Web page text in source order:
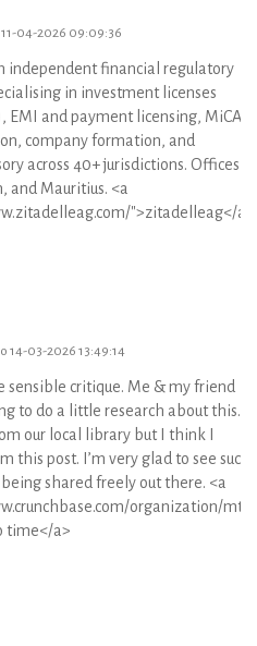
04-2026 09:09:36
independent financial regulatory
in investment licenses
EMI and payment licensing, MiCA
company formation, and
across 40+ jurisdictions. Offices
and Mauritius. <a
">zitadelleag</a>
14-03-2026 13:49:14
sensible critique. Me & my friend
to do a little research about this.
our local library but I think I
this post. I’m very glad to see such
shared freely out there. <a
organization/mty-
time</a>